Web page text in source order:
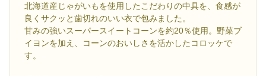
北海道産じゃがいもを使用したこだわりの中具を、食感が
良くサクッと歯切れのいい衣で包みました。
甘みの強いスーパースイートコーンを約20％使用。野菜ブ
イヨンを加え、コーンのおいしさを活かしたコロッケで
す。